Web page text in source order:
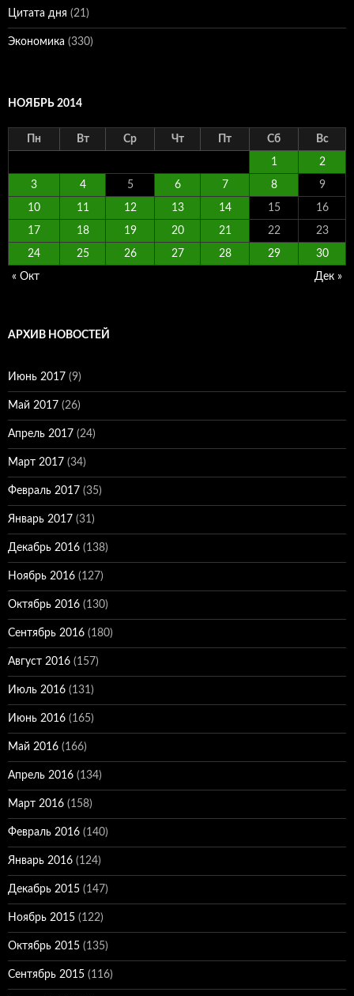
Цитата дня (21)
Экономика (330)
НОЯБРЬ 2014
Пн Вт Ср Чт Пт Сб Вс
1 2
3 4 5 6 7 8 9
10 11 12 13 14 15 16
17 18 19 20 21 22 23
24 25 26 27 28 29 30
« Окт Дек »
АРХИВ НОВОСТЕЙ
Июнь 2017 (9)
Май 2017 (26)
Апрель 2017 (24)
Март 2017 (34)
Февраль 2017 (35)
Январь 2017 (31)
Декабрь 2016 (138)
Ноябрь 2016 (127)
Октябрь 2016 (130)
Сентябрь 2016 (180)
Август 2016 (157)
Июль 2016 (131)
Июнь 2016 (165)
Май 2016 (166)
Апрель 2016 (134)
Март 2016 (158)
Февраль 2016 (140)
Январь 2016 (124)
Декабрь 2015 (147)
Ноябрь 2015 (122)
Октябрь 2015 (135)
Сентябрь 2015 (116)